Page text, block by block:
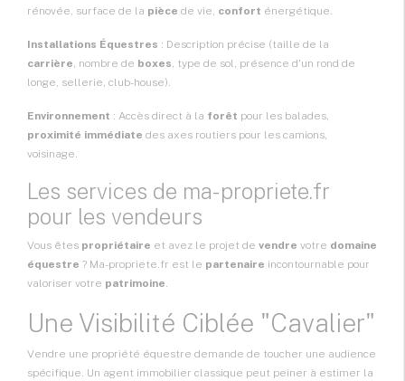
rénovée, surface de la pièce de vie, confort énergétique.
Installations Équestres : Description précise (taille de la
carrière, nombre de boxes, type de sol, présence d'un rond de
longe, sellerie, club-house).
Environnement : Accès direct à la forêt pour les balades,
proximité immédiate des axes routiers pour les camions,
voisinage.
Les services de ma-propriete.fr
pour les vendeurs
Vous êtes propriétaire et avez le projet de vendre votre domaine
équestre ? Ma-propriete.fr est le partenaire incontournable pour
valoriser votre patrimoine.
Une Visibilité Ciblée "Cavalier"
Vendre une propriété équestre demande de toucher une audience
spécifique. Un agent immobilier classique peut peiner à estimer la